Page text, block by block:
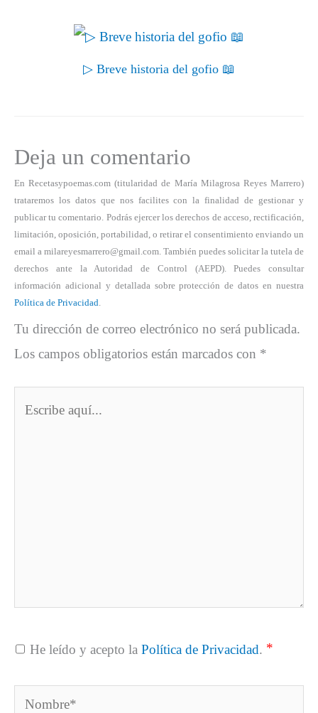
▷ Breve historia del gofio 📖
Deja un comentario
En Recetasypoemas.com (titularidad de María Milagrosa Reyes Marrero)
trataremos los datos que nos facilites con la finalidad de gestionar y
publicar tu comentario. Podrás ejercer los derechos de acceso, rectificación,
limitación, oposición, portabilidad, o retirar el consentimiento enviando un
email a milareyesmarrero@gmail.com. También puedes solicitar la tutela de
derechos ante la Autoridad de Control (AEPD). Puedes consultar
información adicional y detallada sobre protección de datos en nuestra
Política de Privacidad.
Tu dirección de correo electrónico no será publicada.
Los campos obligatorios están marcados con *
He leído y acepto la Política de Privacidad. *
Nombre*